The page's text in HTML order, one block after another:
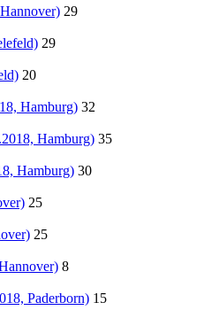
29
29
20
Hamburg) 32
Hamburg) 35
Hamburg) 30
25
25
8
Paderborn) 15